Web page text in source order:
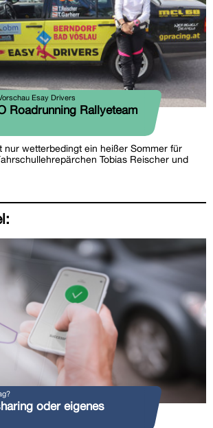
Esay Drivers
Roadrunning Rallyeteam
nur wetterbedingt ein heißer Sommer für
Tobias Reischer und
oder eigenes